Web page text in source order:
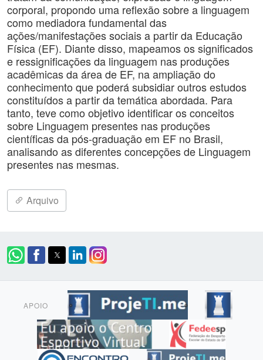
corporal, propondo uma reflexão sobre a linguagem
como mediadora fundamental das
ações/manifestações sociais a partir da Educação
Física (EF). Diante disso, mapeamos os significados
e ressignificações da linguagem nas produções
acadêmicas da área de EF, na ampliação do
conhecimento que poderá subsidiar outros estudos
constituídos a partir da temática abordada. Para
tanto, teve como objetivo identificar os conceitos
sobre Linguagem presentes nas produções
científicas da pós-graduação em EF no Brasil,
analisando as diferentes concepções de Linguagem
presentes nas mesmas.
Arquivo
APOIO